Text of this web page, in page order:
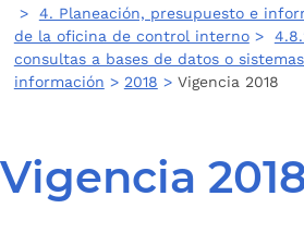
> 4. Planeación, presupuesto e
de la oficina de control interno>
consultas a bases de datos o
información > 2018 > Vigencia 2018
Vigencia